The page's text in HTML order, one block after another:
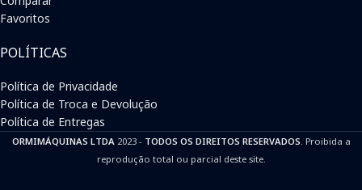
Favoritos
POLÍTICAS
Política de Privacidade
Política de Troca e Devolução
Política de Entregas
ORMIMÁQUINAS LTDA2023 - TODOS OS DIREITOS RESERVADOS. Proibida a
reprodução total ou parcial deste site.